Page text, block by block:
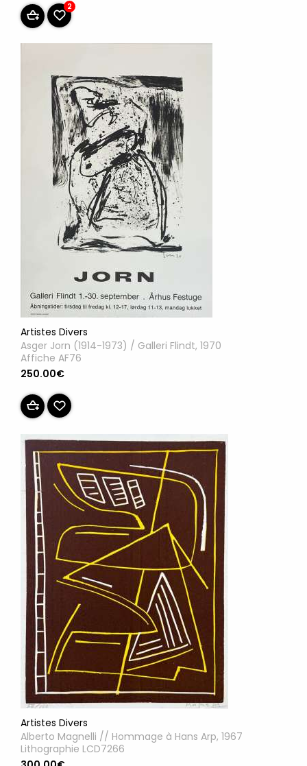
2
Artistes Divers
Asger Jorn (1914-1973) / Galleri Flindt, 1970
Affiche AF76
250.00€
Artistes Divers
Alberto Magnelli // Hommage à Hans Arp, 1967
Lithographie LCD7266